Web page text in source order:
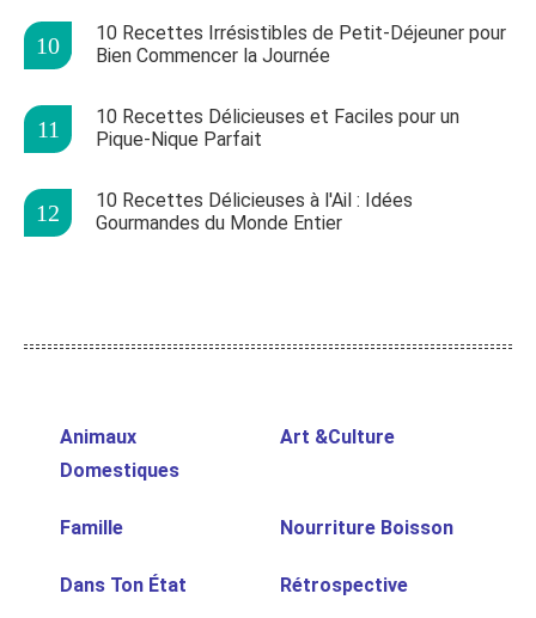
10 Recettes Irrésistibles de Petit-Déjeuner pour
Bien Commencer la Journée
10 Recettes Délicieuses et Faciles pour un
Pique-Nique Parfait
10 Recettes Délicieuses à l'Ail : Idées
Gourmandes du Monde Entier
Animaux
Domestiques
Art &Culture
Famille Nourriture Boisson
Dans Ton État Rétrospective